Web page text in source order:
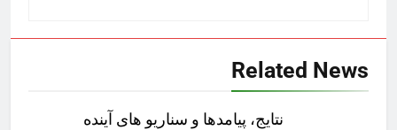
Related News
نتایج، پیامدها و سناریو های آینده